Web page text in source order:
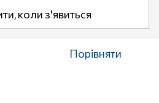
коли з'явиться
Порівняти